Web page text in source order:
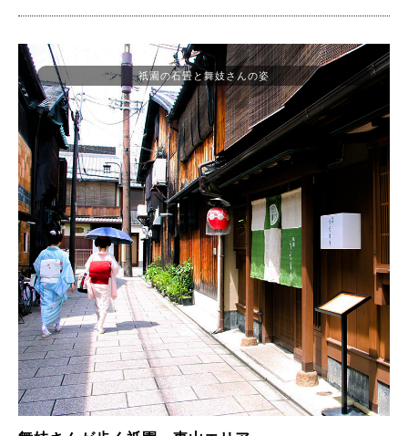
祇園の石畳と舞妓さんの姿